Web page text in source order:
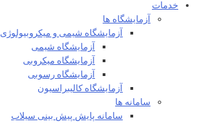
خدمات
آزمایشگاه ها
آزمایشگاه شیمی و
آزمایشگاه شیمی
آزمایشگاه میکروبی
آزمایشگاه رسوبی
آزمایشگاه کالیبراسیون
سامانه ها
سامانه پایش پیش بینی سیلاب